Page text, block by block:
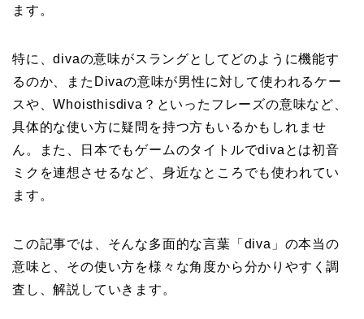
ます。
特に、divaの意味がスラングとしてどのように機能す
るのか、またDivaの意味が男性に対して使われるケー
スや、Whoisthisdiva？といったフレーズの意味など、
具体的な使い方に疑問を持つ方もいるかもしれませ
ん。また、日本でもゲームのタイトルでdivaとは初音
ミクを連想させるなど、身近なところでも使われてい
ます。
この記事では、そんな多面的な言葉「diva」の本当の
意味と、その使い方を様々な角度から分かりやすく調
査し、解説していきます。